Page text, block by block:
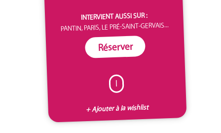
INTERVIENT AUSSI SUR :
PANTIN, PARIS, LE PRÉ-SAINT-GERVAIS...
Réserver
I
+ Ajouter à la wishlist